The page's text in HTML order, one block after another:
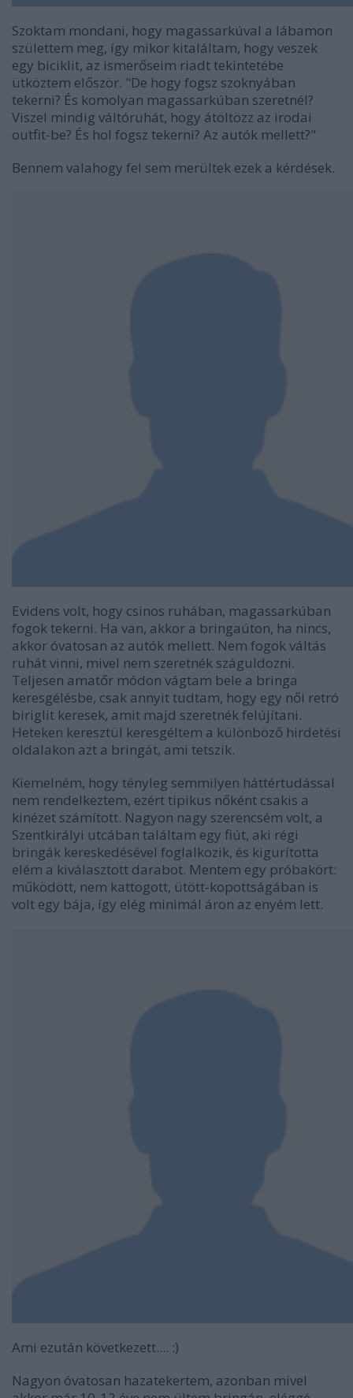
Szoktam mondani, hogy magassarkúval a lábamon
születtem meg, így mikor kitaláltam, hogy veszek
egy biciklit, az ismerőseim riadt tekintetébe
ütköztem először. "De hogy fogsz szoknyában
tekerni? És komolyan magassarkúban szeretnél?
Viszel mindig váltóruhát, hogy átöltözz az irodai
outfit-be? És hol fogsz tekerni? Az autók mellett?"
Bennem valahogy fel sem merültek ezek a kérdések.
Evidens volt, hogy csinos ruhában, magassarkúban
fogok tekerni. Ha van, akkor a bringaúton, ha nincs,
akkor óvatosan az autók mellett. Nem fogok váltás
ruhát vinni, mivel nem szeretnék száguldozni.
Teljesen amatőr módon vágtam bele a bringa
keresgélésbe, csak annyit tudtam, hogy egy női retró
biriglit keresek, amit majd szeretnék felújítani.
Heteken keresztül keresgéltem a különböző hirdetési
oldalakon azt a bringát, ami tetszik.
Kiemelném, hogy tényleg semmilyen háttértudással
nem rendelkeztem, ezért tipikus nőként csakis a
kinézet számított. Nagyon nagy szerencsém volt, a
Szentkirályi utcában találtam egy fiút, aki régi
bringák kereskedésével foglalkozik, és kigurította
elém a kiválasztott darabot. Mentem egy próbakört:
működött, nem kattogott, ütött-kopottságában is
volt egy bája, így elég minimál áron az enyém lett.
Ami ezután következett.... :)
Nagyon óvatosan hazatekertem, azonban mivel